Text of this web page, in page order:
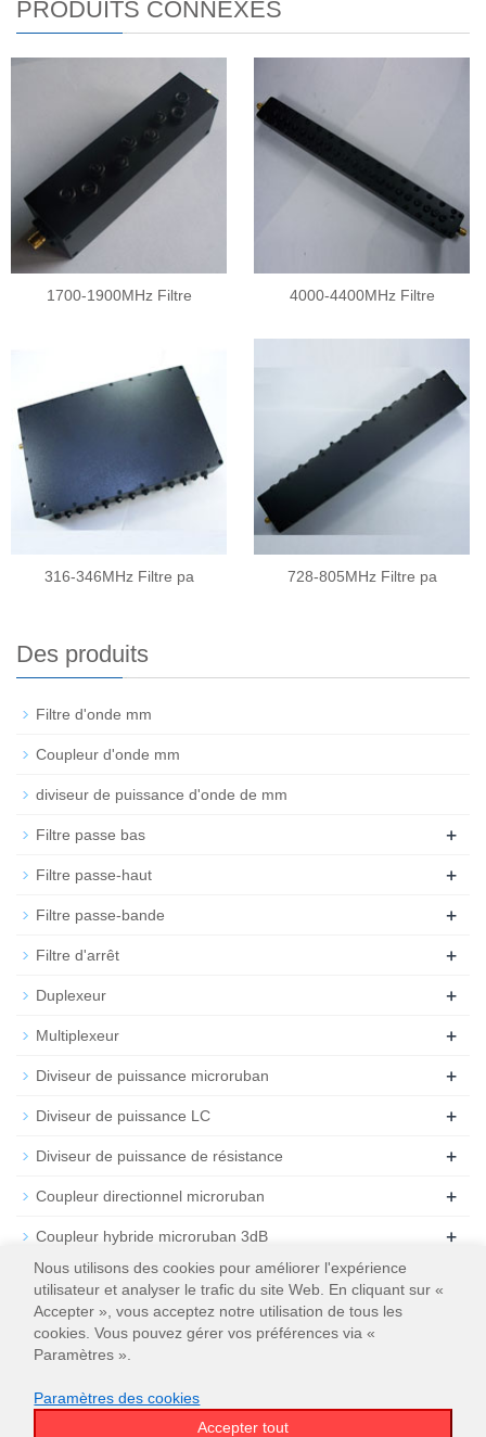
PRODUITS CONNEXES
1700-1900MHz Filtre 4000-4400MHz Filtre
316-346MHz Filtre pa 728-805MHz Filtre pa
Des produits
Filtre d'onde mm
Coupleur d'onde mm
diviseur de puissance d'onde de mm
Filtre passe bas +
Filtre passe-haut +
Filtre passe-bande +
Filtre d'arrêt +
Duplexeur +
Multiplexeur +
Diviseur de puissance microruban +
Diviseur de puissance LC +
Diviseur de puissance de résistance +
Coupleur directionnel microruban +
Coupleur hybride microruban 3dB +
Atténuateur
Résiliation
WT Microwave INC.
Nous utilisons des cookies pour améliorer l'expérience
utilisateur et analyser le trafic du site Web. En cliquant sur «
Accepter », vous acceptez notre utilisation de tous les
cookies. Vous pouvez gérer vos préférences via «
Paramètres ».
Paramètres des cookies
Accepter tout